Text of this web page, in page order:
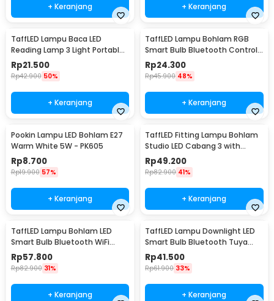
+ Keranjang + Keranjang
TaffLED Lampu Baca LED
Reading Lamp 3 Light Portable
Cool White - EF168
Rp21.500
Rp42.900 50%
+ Keranjang
TaffLED Lampu Bohlam RGB
Smart Bulb Bluetooth Control
E27 800Lumen 10W - TY-10W
Rp24.300
Rp45.900 48%
+ Keranjang
Pookin Lampu LED Bohlam E27
Warm White 5W - PK605
Rp8.700
Rp19.900 57%
+ Keranjang
TaffLED Fitting Lampu Bohlam
Studio LED Cabang 3 with
Switch 220V E27 - HU-300
Rp49.200
Rp82.900 41%
+ Keranjang
TaffLED Lampu Bohlam LED
Smart Bulb Bluetooth WiFi
RGBCW E27 220V 9W - A60
Rp57.800
Rp82.900 31%
+ Keranjang
TaffLED Lampu Downlight LED
Smart Bulb Bluetooth Tuya
10W RGBCW - A61
Rp41.500
Rp61.900 33%
+ Keranjang